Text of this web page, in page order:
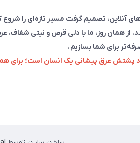
در پلتفرم‌های آنلاین، تصمیم گرفت مسیر
از همان روز، ما با دلی قرص و نیتی شفاف،
برای شما بسازیم.
پشتش عرق پیشانی یک انسان است؛ برای